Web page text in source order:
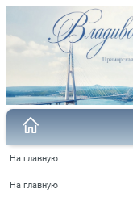
На главную
На главную